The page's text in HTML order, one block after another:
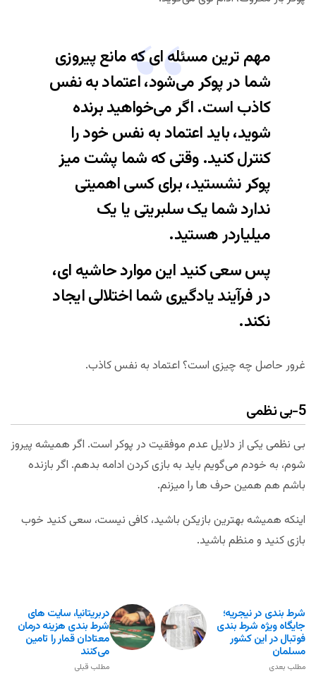
مهم ترین مسئله ای که مانع پیروزی
شما در پوکر می‌شود، اعتماد به نفس
کاذب است. اگر می‌خواهید برنده
شوید، باید اعتماد به نفس خود را
کنترل کنید. وقتی که شما پشت میز
پوکر نشستید، برای کسی اهمیتی
ندارد شما یک سلبریتی یا یک
میلیاردر هستید.
پس سعی کنید این موارد حاشیه ای،
در فرآیند یادگیری شما اختلالی ایجاد
نکند.
غرور حاصل چه چیزی است؟ اعتماد به نفس کاذب.
5-بی نظمی
بی نظمی یکی از دلایل عدم موفقیت در پوکر است. اگر همیشه پیروز
شوم، به خودم می‌گویم باید به بازی کردن ادامه بدهم. اگر بازنده
باشم هم همین حرف ها را میزنم.
اینکه همیشه بهترین بازیکن باشید، کافی نیست، سعی کنید خوب
بازی کنید و منظم باشید.
دربریتانیا، سایت های
شرط بندی هزینه درمان
معتادان قمار را تامین
می‌کنند
مطلب قبلی
شرط بندی در نیجریه؛
جایگاه ویژه شرط بندی
فوتبال در این کشور
مسلمان
مطلب بعدی